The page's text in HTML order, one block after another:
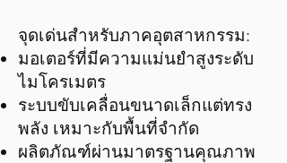
จุดเด่นสำหรับภาคอุตสาหกรรม:
มอเตอร์ที่มีความแม่นยำสูงระดับ
ไมโครเมตร
ระบบขับเคลื่อนขนาดเล็กแต่ทรง
พลัง เหมาะกับพื้นที่จำกัด
ผลิตภัณฑ์ผ่านมาตรฐานคุณภาพ